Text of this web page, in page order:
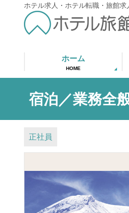
ホテル求人・ホテル転職・旅館
ホーム
HOME
宿泊／業務全
正社員